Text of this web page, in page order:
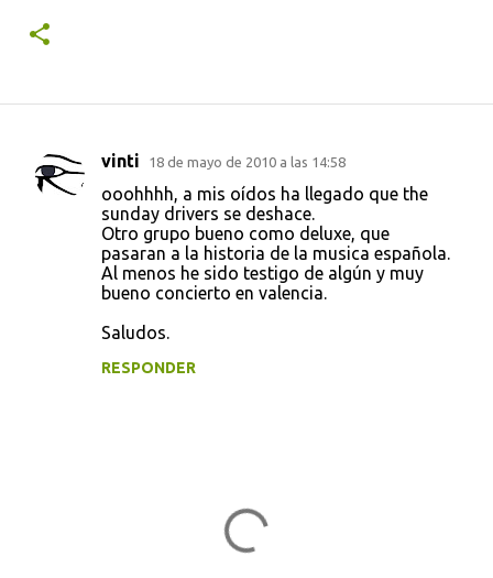
C
vinti 18 de mayo de 2010 a las 14:58
ooohhhh, a mis oídos ha llegado que the
sunday drivers se deshace.
Otro grupo bueno como deluxe, que
pasaran a la historia de la musica española.
Al menos he sido testigo de algún y muy
bueno concierto en valencia.
Saludos.
RESPONDER